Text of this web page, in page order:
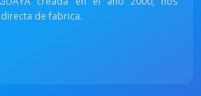
de fabrica.